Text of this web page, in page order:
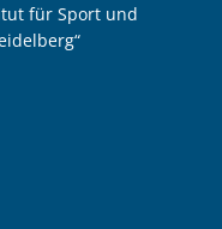
für Sport und